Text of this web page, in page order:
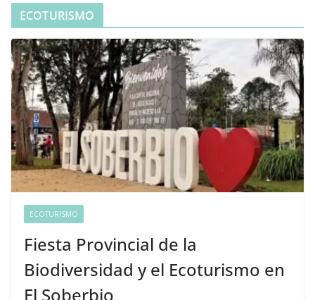
ECOTURISMO
ECOTURISMO
Fiesta Provincial de la
Biodiversidad y el Ecoturismo en
El Soberbio